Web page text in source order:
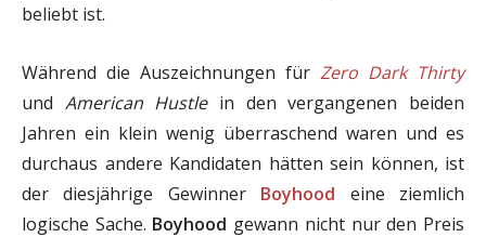
beliebt ist.
Während die Auszeichnungen für Zero Dark Thirty
und American Hustlein den vergangenen beiden
Jahren ein klein wenig überraschend waren und es
durchaus andere Kandidaten hätten sein können, ist
der diesjährige Gewinner Boyhood eine ziemlich
logische Sache. Boyhood gewann nicht nur den Preis